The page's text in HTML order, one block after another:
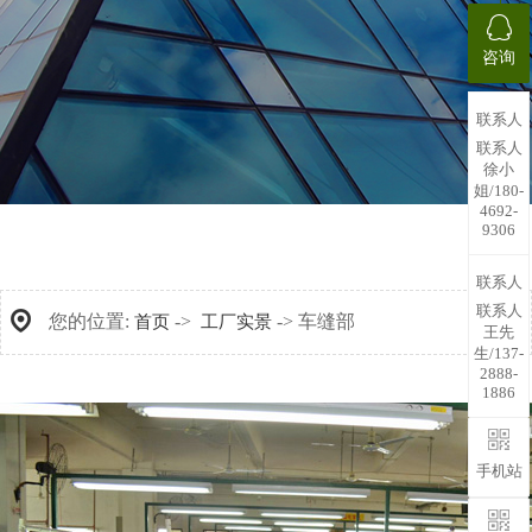
您的位置: 首页 -> 工厂实景 -> 车缝部
咨询
联系人
联系人
徐小
姐/180-
4692-
9306
联系人
联系人
王先
生/137-
2888-
1886
手机站